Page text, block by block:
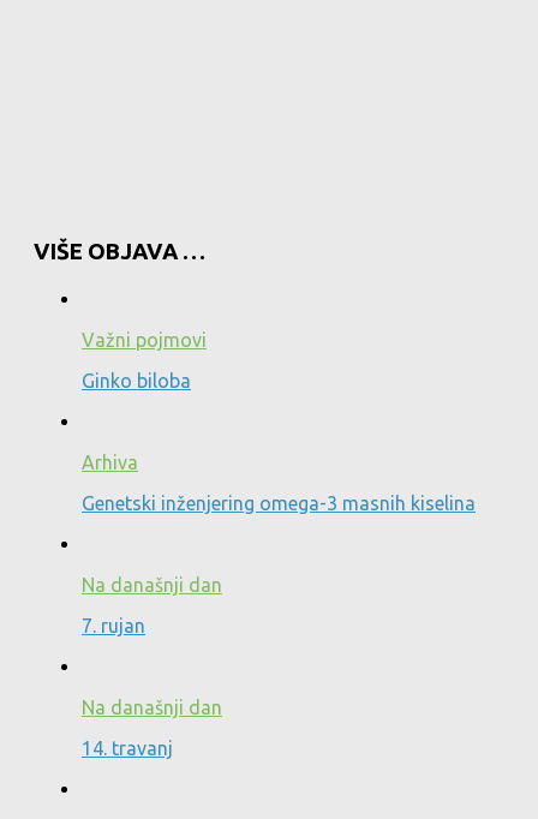
VIŠE OBJAVA …
Važni pojmovi
Ginko biloba
Arhiva
Genetski inženjering omega-3 masnih kiselina
Na današnji dan
7. rujan
Na današnji dan
14. travanj